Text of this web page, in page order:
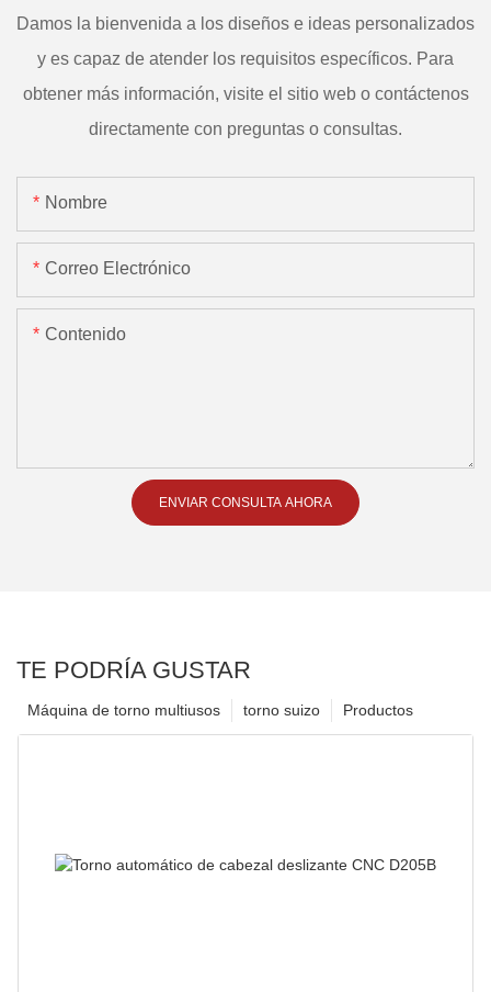
Damos la bienvenida a los diseños e ideas personalizados
y es capaz de atender los requisitos específicos. Para
obtener más información, visite el sitio web o contáctenos
directamente con preguntas o consultas.
Nombre
Correo Electrónico
Contenido
ENVIAR CONSULTA AHORA
TE PODRÍA GUSTAR
Productos
torno suizo
Máquina de torno multiusos